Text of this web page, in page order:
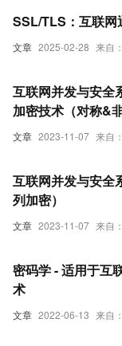
文章 2025-02-28 来自
SSL/TLS：互联网
文章 2023-11-07 来自
互联网并发与安全
加密技术（对称&
文章 2023-11-07 来自
互联网并发与安全
列加密）
文章 2022-06-13 来自
密码学 - 适用于互
术